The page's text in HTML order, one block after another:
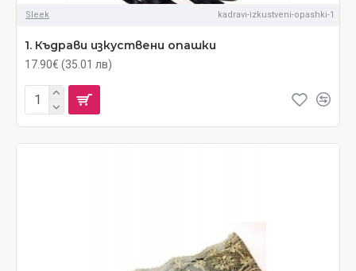
Sleek kadravi-izkustveni-opashki-1
1. Къдрави изкуствени опашки
17.90€ (35.01 лв)